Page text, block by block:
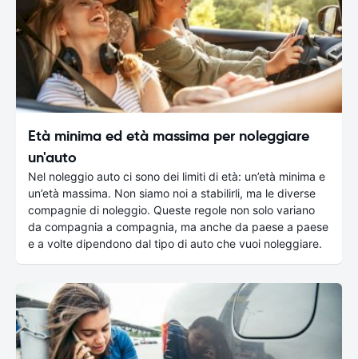
Età minima ed età massima per noleggiare
un'auto
Nel noleggio auto ci sono dei limiti di età: un’età minima e
un’età massima. Non siamo noi a stabilirli, ma le diverse
compagnie di noleggio. Queste regole non solo variano
da compagnia a compagnia, ma anche da paese a paese
e a volte dipendono dal tipo di auto che vuoi noleggiare.